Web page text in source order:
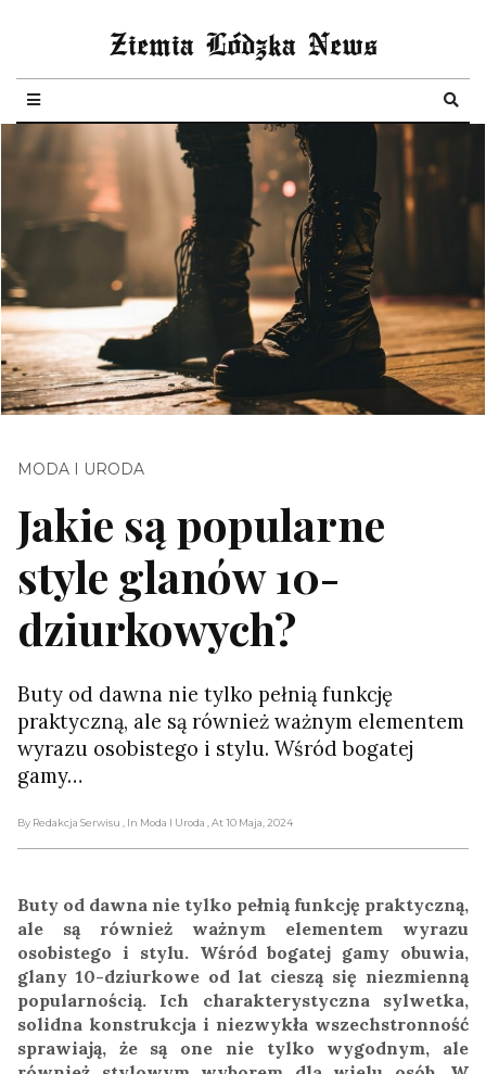
Ziemia Lódzka News
MODA I URODA
Jakie są popularne
style glanów 10-
dziurkowych?
Buty od dawna nie tylko pełnią funkcję
praktyczną, ale są również ważnym elementem
wyrazu osobistego i stylu. Wśród bogatej
gamy…
By Redakcja Serwisu , In Moda I Uroda , At 10 Maja, 2024
Buty od dawna nie tylko pełnią funkcję praktyczną,
ale są również ważnym elementem wyrazu
osobistego i stylu. Wśród bogatej gamy obuwia,
glany 10-dziurkowe od lat cieszą się niezmienną
popularnością. Ich charakterystyczna sylwetka,
solidna konstrukcja i niezwykła wszechstronność
sprawiają, że są one nie tylko wygodnym, ale